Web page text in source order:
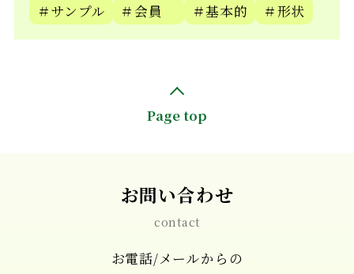
＃サンプル
＃会員 ＃基本的 ＃形状
Page top
お問い合わせ
contact
お電話/メールからの